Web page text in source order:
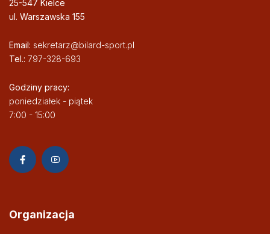
25-547 Kielce
ul. Warszawska 155
Email: sekretarz@bilard-sport.pl
Tel.: 797-328-693
Godziny pracy:
poniedziałek - piątek
7:00 - 15:00
Organizacja